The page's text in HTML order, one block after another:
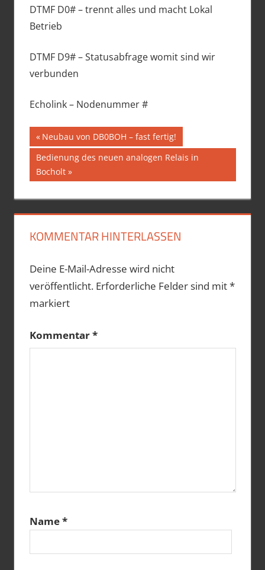
DTMF D0# – trennt alles und macht Lokal
Betrieb
DTMF D9# – Statusabfrage womit sind wir
verbunden
Echolink – Nodenummer #
Beitragsnavigation
Vorheriger
Beitrag:
Neubau von DB0BOH – fast fertig!
Nächster
Beitrag:
Bedienung des neuen analogen Relais in
Bocholt
KOMMENTAR HINTERLASSEN
Deine E-Mail-Adresse wird nicht
veröffentlicht. Erforderliche Felder sind mit*
markiert
Kommentar*
Name*